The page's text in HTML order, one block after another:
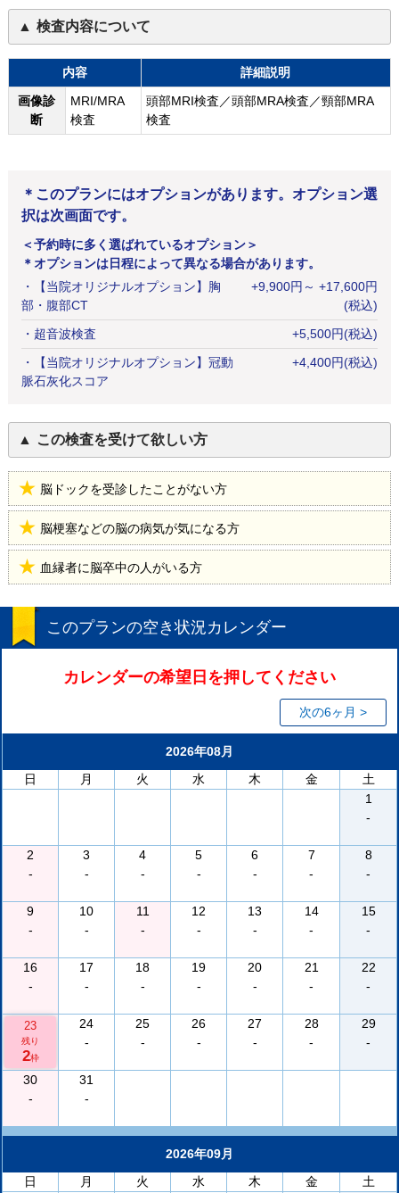
検査内容について
内容
詳細説明
画像診
断
MRI/MRA
検査
頭部MRI検査／頭部MRA検査／頸部MRA
検査
＊このプランにはオプションがあります。オプション選
択は次画面です。
＜予約時に多く選ばれているオプション＞
＊オプションは日程によって異なる場合があります。
・
【当院オリジナルオプション】胸
部・腹部CT
+9,900円 ～ +17,600円
(税込)
・ 超音波検査 +5,500円(税込)
・
【当院オリジナルオプション】冠動
脈石灰化スコア
+4,400円(税込)
この検査を受けて欲しい方
脳ドックを受診したことがない方
脳梗塞などの脳の病気が気になる方
血縁者に脳卒中の人がいる方
このプランの空き状況カレンダー
カレンダーの希望日を押してください
次の6ヶ月 >
2026年08月
日
月 火 水 木 金
土
1
-
2
-
3
-
4
-
5
-
6
-
7
-
8
-
9
-
10
-
11
-
12
-
13
-
14
-
15
-
16
-
17
-
18
-
19
-
20
-
21
-
22
-
23
残り
2枠
24
-
25
-
26
-
27
-
28
-
29
-
30
-
31
-
2026年09月
日
月 火 水 木 金
土